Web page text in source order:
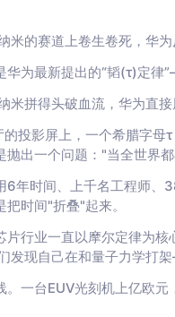
米的赛道上卷生卷死，华为
华为最新提出的“韬(τ)定律
米拼得头破血流，华为直
投影屏上，一个希腊字
抛出一个问题："当全世界
6年时间、上千名工程师
时间"折叠"起来。
片行业一直以摩尔定律为
发现自己在和量子力学打
。一台EUV光刻机上亿欧